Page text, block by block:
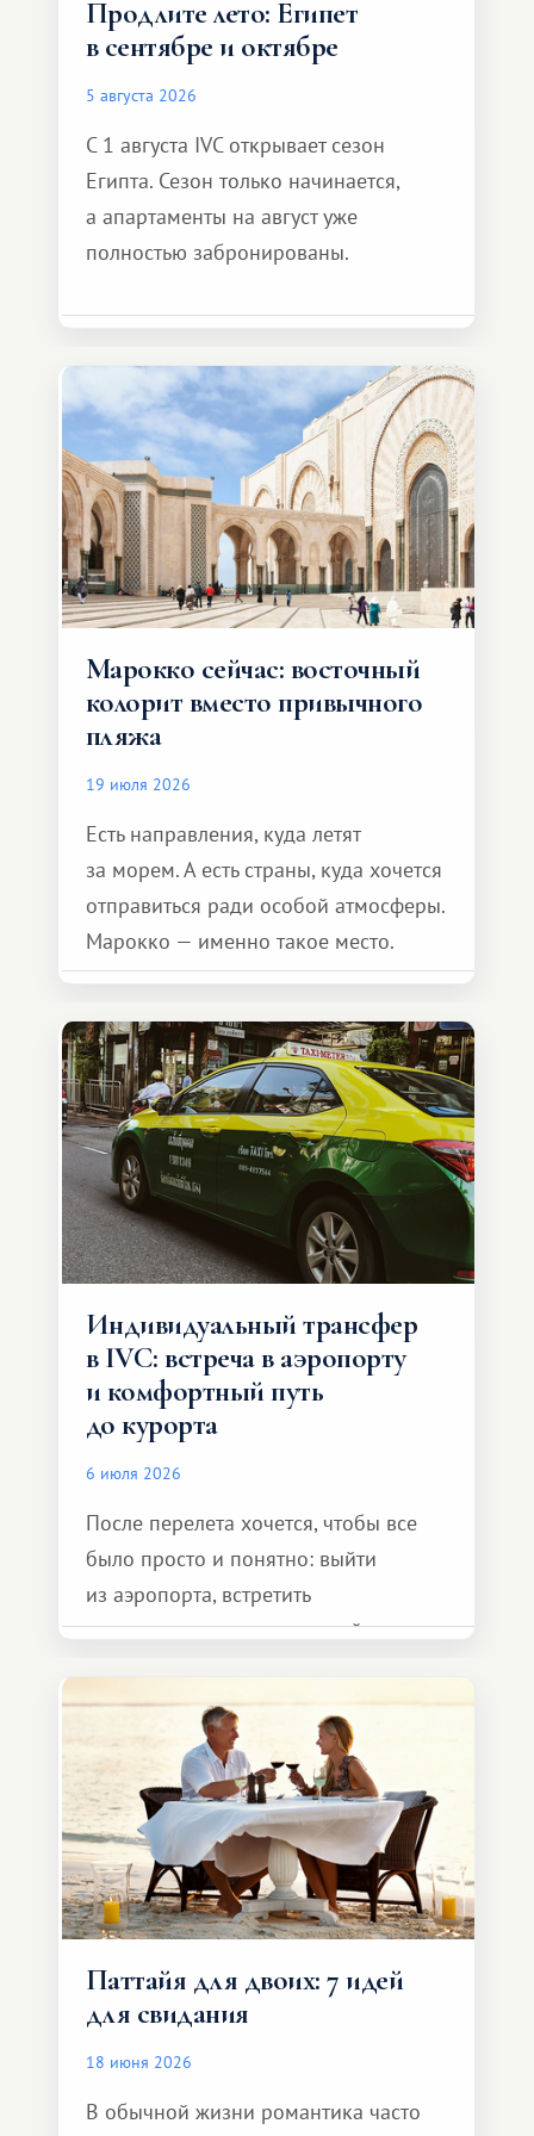
Продлите лето: Египет
в сентябре и октябре
5 августа 2026
С 1 августа IVC открывает сезон
Египта. Сезон только начинается,
а апартаменты на август уже
полностью забронированы.
Марокко сейчас: восточный
колорит вместо привычного
пляжа
19 июля 2026
Есть направления, куда летят
за морем. А есть страны, куда хочется
отправиться ради особой атмосферы.
Марокко — именно такое место.
Индивидуальный трансфер
в IVC: встреча в аэропорту
и комфортный путь
до курорта
6 июля 2026
После перелета хочется, чтобы все
было просто и понятно: выйти
из аэропорта, встретить
представителя транспортной
и спокойно доехать до курорта.
Паттайя для двоих: 7 идей
для свидания
18 июня 2026
В обычной жизни романтика часто